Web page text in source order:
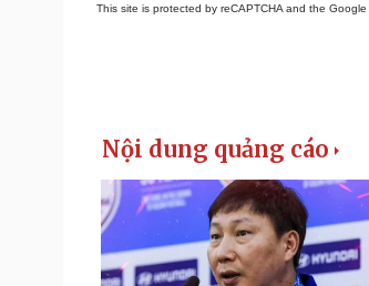
This site is protected by reCAPTCHA and the Google